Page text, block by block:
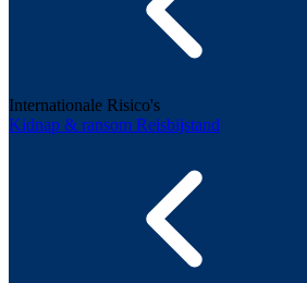
Internationale Risico's
Kidnap & ransom Reisbijstand